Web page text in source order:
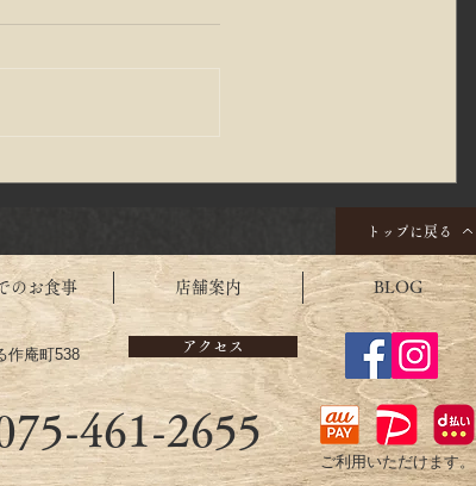
す
寒い季節だから、心温まる毎
日をすごしたいものですね。
トップに戻る
のお食事 店舗案内 BLOG
作庵町538 アクセス
461-2655
ご利用いただけます。